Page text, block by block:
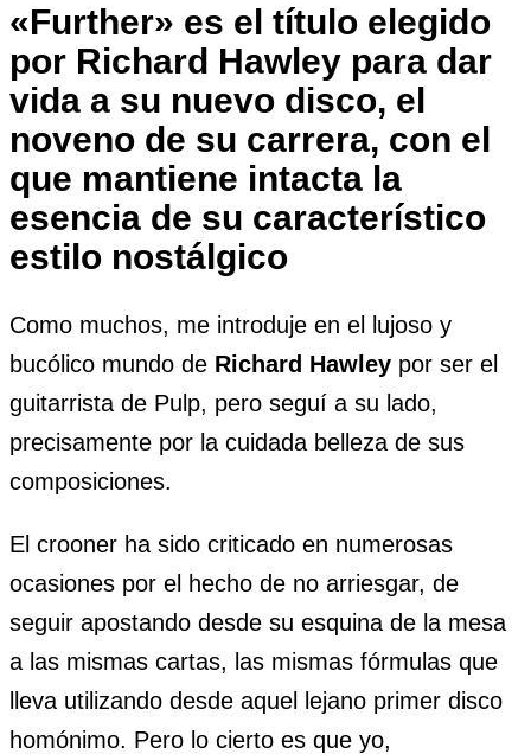
«Further» es el título elegido
por Richard Hawley para dar
vida a su nuevo disco, el
noveno de su carrera, con el
que mantiene intacta la
esencia de su característico
estilo nostálgico
Como muchos, me introduje en el lujoso y
bucólico mundo de Richard Hawley por ser el
guitarrista de Pulp, pero seguí a su lado,
precisamente por la cuidada belleza de sus
composiciones.
El crooner ha sido criticado en numerosas
ocasiones por el hecho de no arriesgar, de
seguir apostando desde su esquina de la mesa
a las mismas cartas, las mismas fórmulas que
lleva utilizando desde aquel lejano primer disco
homónimo. Pero lo cierto es que yo,